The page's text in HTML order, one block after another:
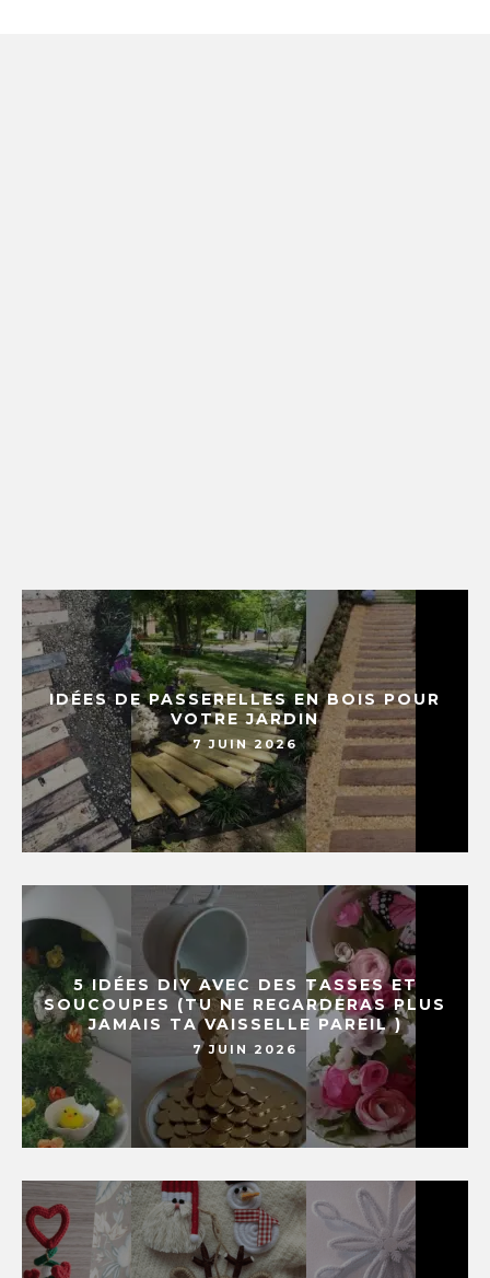
IDÉES DE PASSERELLES EN BOIS POUR
VOTRE JARDIN
7 JUIN 2026
5 IDÉES DIY AVEC DES TASSES ET
SOUCOUPES (TU NE REGARDERAS PLUS
JAMAIS TA VAISSELLE PAREIL )
7 JUIN 2026